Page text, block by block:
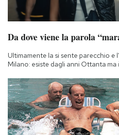
Da dove viene la parola
Ultimamente la si sente parecchio e
Milano: esiste dagli anni Ottanta